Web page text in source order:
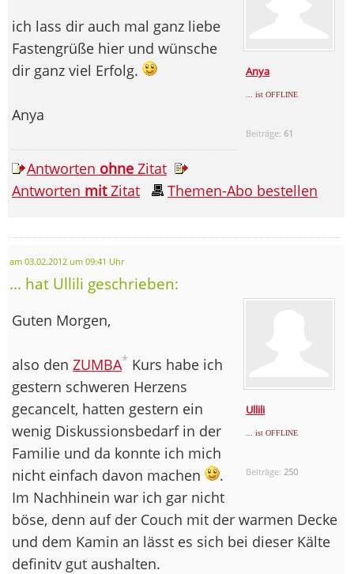
Anya
... ist OFFLINE
Beiträge: 61
ich lass dir auch mal ganz liebe
Fastengrüße hier und wünsche
dir ganz viel Erfolg.
Anya
Antworten ohne Zitat
Antworten mitZitat Themen-Abo bestellen
am 03.02.2012 um 09:41 Uhr
... hat Ullili geschrieben:
Ullili
... ist OFFLINE
Beiträge: 250
Guten Morgen,
also den ZUMBA* Kurs habe ich
gestern schweren Herzens
gecancelt, hatten gestern ein
wenig Diskussionsbedarf in der
Familie und da konnte ich mich
nicht einfach davon machen
.
Im Nachhinein war ich gar nicht
böse, denn auf der Couch mit der warmen Decke
und dem Kamin an lässt es sich bei dieser Kälte
definitv gut aushalten.